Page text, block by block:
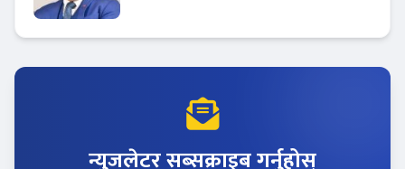
न्युजलेटर सब्सक्राइब गर्नुहोस्